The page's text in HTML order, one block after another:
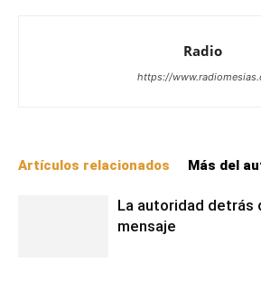
Radio
https://
Artículos relacionados Más del
La autoridad detrás
mensaje